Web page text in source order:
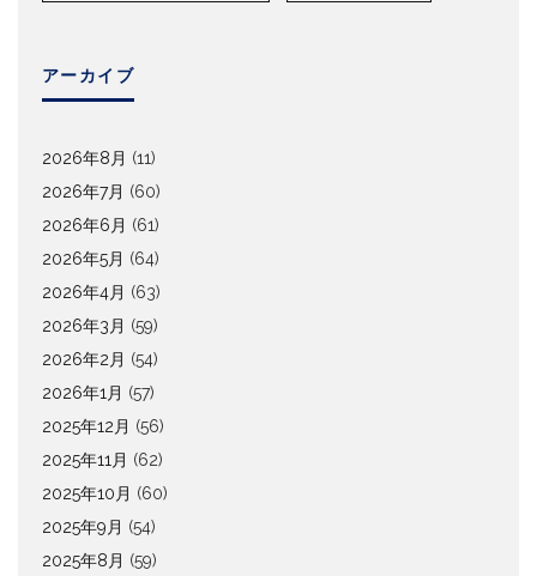
アーカイブ
2026年8月 (11)
2026年7月 (60)
2026年6月 (61)
2026年5月 (64)
2026年4月 (63)
2026年3月 (59)
2026年2月 (54)
2026年1月 (57)
2025年12月 (56)
2025年11月 (62)
2025年10月 (60)
2025年9月 (54)
2025年8月 (59)